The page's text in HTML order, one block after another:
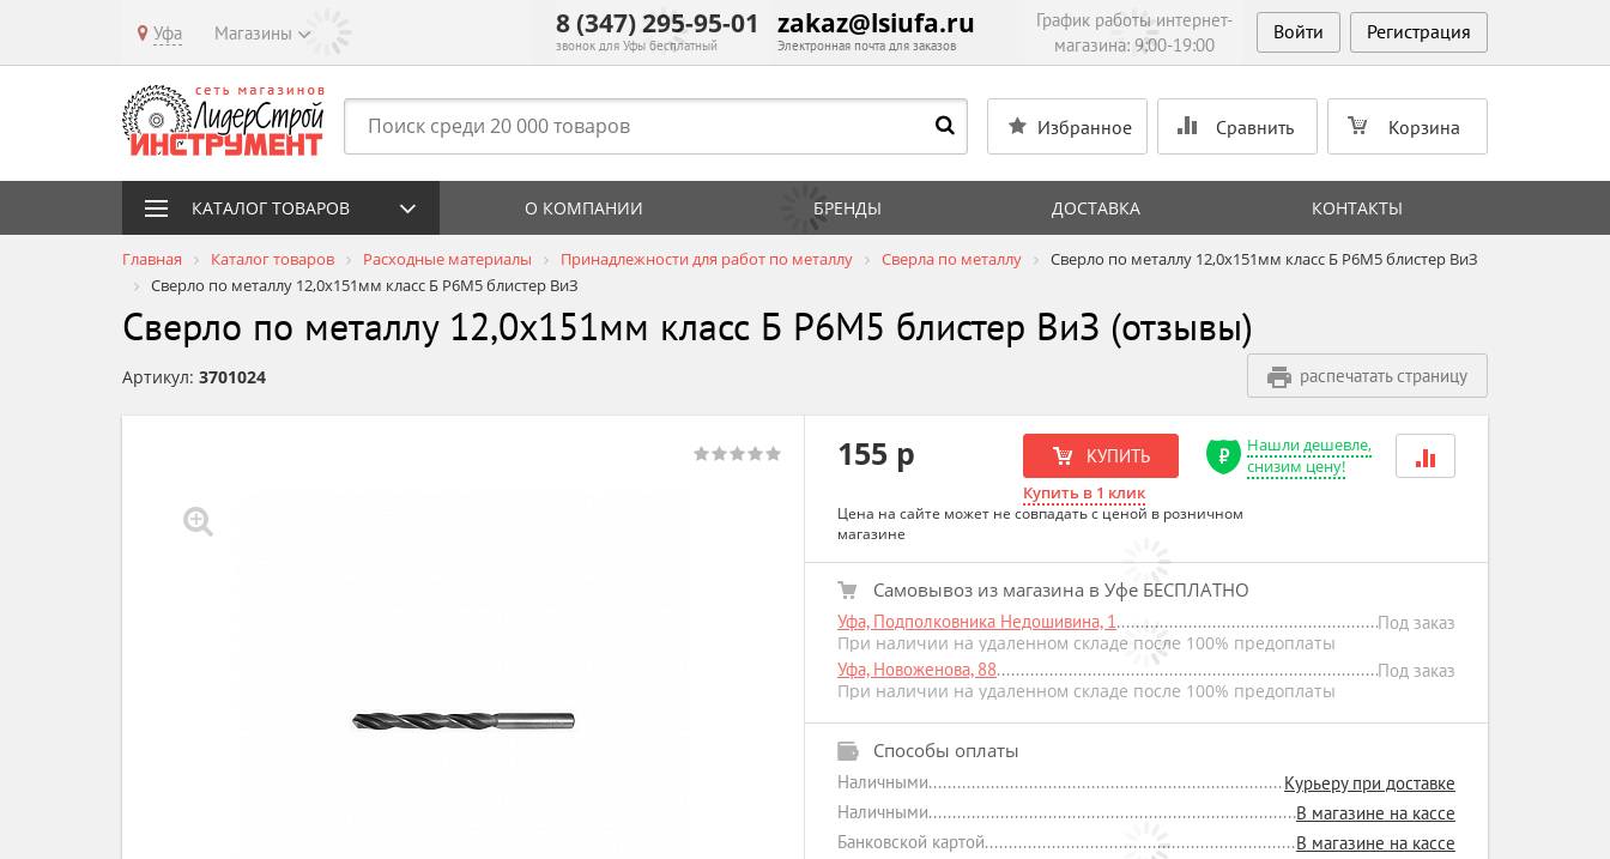
Уфа Магазины 8 (347) 295-95-01
звонок для Уфы бесплатный
zakaz@lsiufa.ru
Электронная почта для заказов
График работы интернет-
магазина: 9:00-19:00
Войти Регистрация
Избранное Сравнить Корзина
КАТАЛОГ ТОВАРОВ О КОМПАНИИ БРЕНДЫ ДОСТАВКА КОНТАКТЫ
Главная Каталог товаров Расходные материалы Принадлежности для работ по металлу Сверла по металлу
Сверло по металлу 12,0х151мм класс Б P6M5 блистер ВиЗ
Сверло по металлу 12,0х151мм класс Б P6M5 блистер ВиЗ
Сверло по металлу 12,0х151мм класс Б P6M5 блистер ВиЗ (отзывы)
распечатать страницу
Артикул: 3701024
155 р КУПИТЬ
Купить в 1 клик
Нашли дешевле,
снизим цену!
Цена на сайте может не совпадать с ценой в розничном
магазине
Самовывоз из магазина в Уфе БЕСПЛАТНО
Уфа, Подполковника Недошивина, 1
Под заказ
При наличии на удаленном складе после 100% предоплаты
Уфа, Новоженова, 88
Под заказ
При наличии на удаленном складе после 100% предоплаты
Способы оплаты
Наличными
Курьеру при доставке
Наличными
В магазине на кассе
Банковской картой
В магазине на кассе